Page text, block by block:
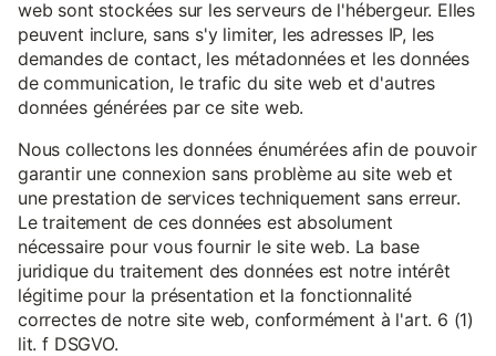
web sont stockées sur les serveurs de l'hébergeur. Elles
peuvent inclure, sans s'y limiter, les adresses IP, les
demandes de contact, les métadonnées et les données
de communication, le trafic du site web et d'autres
données générées par ce site web.
Nous collectons les données énumérées afin de pouvoir
garantir une connexion sans problème au site web et
une prestation de services techniquement sans erreur.
Le traitement de ces données est absolument
nécessaire pour vous fournir le site web. La base
juridique du traitement des données est notre intérêt
légitime pour la présentation et la fonctionnalité
correctes de notre site web, conformément à l'art. 6 (1)
lit. f DSGVO.